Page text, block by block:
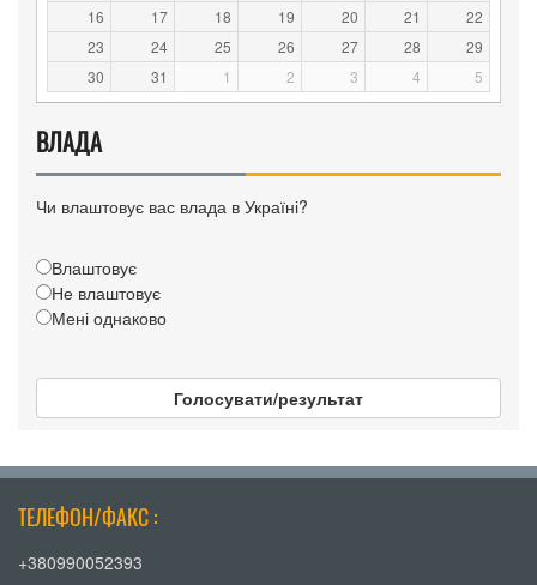
16
17 18 19 20 21
22
23
24 25 26 27 28
29
30
31 1 2 3 4 5
ВЛАДА
Чи влаштовує вас влада в Україні?
Влаштовує
Не влаштовує
Мені однаково
Голосувати/результат
ТЕЛЕФОН/ФАКС :
+380990052393